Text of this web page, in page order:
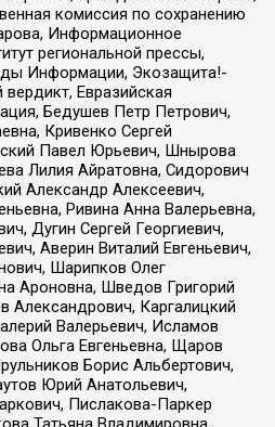
комиссия по сохранению
Информационное
региональной прессы,
Информации, Экозащита!-
Евразийская
Бедушев Петр Петрович,
Кривенко Сергей
Павел Юрьевич, Шнырова
Лилия Айратовна, Сидорович
Александр Алексеевич,
Ривина Анна Валерьевна,
Дугин Сергей Георгиевич,
Аверин Виталий Евгеньевич,
Шарипков Олег
Ароновна, Шведов Григорий
Александрович, Каргалицкий
Валерьевич, Исламов
Ольга Евгеньевна, Щаров
Борис Альбертович,
Юрий Анатольевич,
Пислакова-Паркер